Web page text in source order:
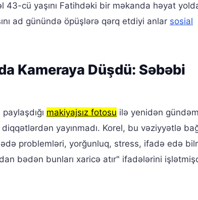
cü yaşını Fatihdəki bir məkanda həyat
ad günündə öpüşlərə qərq etdiyi anlar sosial
Kameraya Düşdü: Səbəbi
makiyajsız fotosu ilə yenidən
yayınmadı. Korel, bu vəziyyətlə
problemləri, yorğunluq, stress, ifadə edə
bədən bunları xaricə atır" ifadələrini